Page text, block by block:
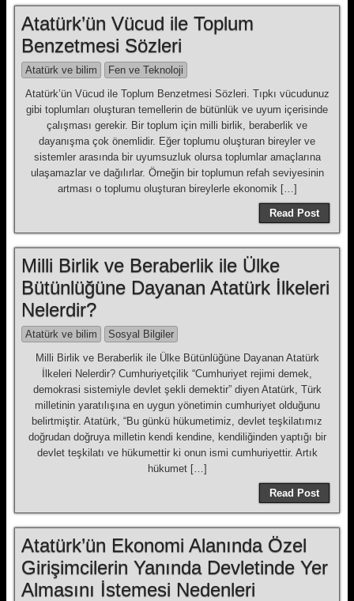
Atatürk’ün Vücud ile Toplum
Benzetmesi Sözleri
Atatürk ve bilim
Fen ve Teknoloji
Atatürk’ün Vücud ile Toplum Benzetmesi Sözleri. Tıpkı vücudunuz
gibi toplumları oluşturan temellerin de bütünlük ve uyum içerisinde
çalışması gerekir. Bir toplum için milli birlik, beraberlik ve
dayanışma çok önemlidir. Eğer toplumu oluşturan bireyler ve
sistemler arasında bir uyumsuzluk olursa toplumlar amaçlarına
ulaşamazlar ve dağılırlar. Örneğin bir toplumun refah seviyesinin
artması o toplumu oluşturan bireylerle ekonomik […]
Read Post
Milli Birlik ve Beraberlik ile Ülke
Bütünlüğüne Dayanan Atatürk İlkeleri
Nelerdir?
Atatürk ve bilim
Sosyal Bilgiler
Milli Birlik ve Beraberlik ile Ülke Bütünlüğüne Dayanan Atatürk
İlkeleri Nelerdir? Cumhuriyetçilik “Cumhuriyet rejimi demek,
demokrasi sistemiyle devlet şekli demektir” diyen Atatürk, Türk
milletinin yaratılışına en uygun yönetimin cumhuriyet olduğunu
belirtmiştir. Atatürk, “Bu günkü hükumetimiz, devlet teşkilatımız
doğrudan doğruya milletin kendi kendine, kendiliğinden yaptığı bir
devlet teşkilatı ve hükumettir ki onun ismi cumhuriyettir. Artık
hükumet […]
Read Post
Atatürk’ün Ekonomi Alanında Özel
Girişimcilerin Yanında Devletinde Yer
Almasını İstemesi Nedenleri